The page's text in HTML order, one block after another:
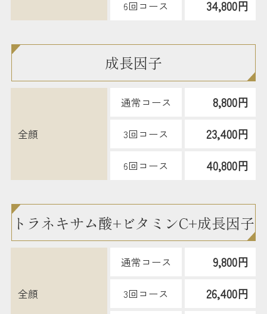
6回コース 34,800円
成長因子
全顔
通常コース 8,800円
3回コース 23,400円
6回コース 40,800円
トラネキサム酸+ビタミンC+成長因子
全顔
通常コース 9,800円
3回コース 26,400円